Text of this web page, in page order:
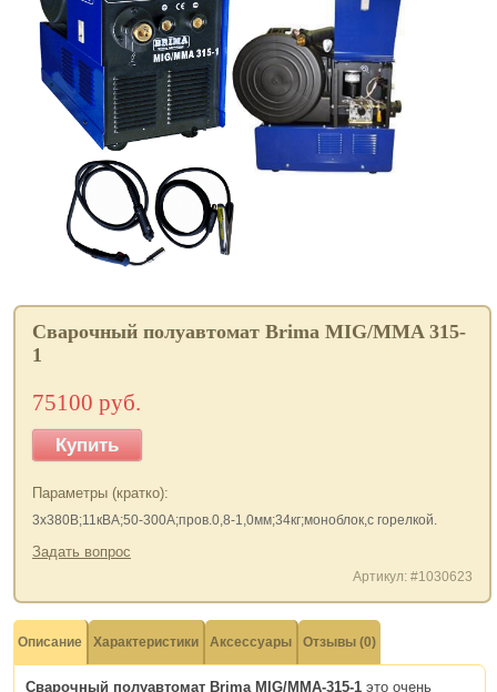
Сварочный полуавтомат Brima MIG/MMA 315-
1
75100 руб.
Купить
Параметры (кратко):
3х380В;11кВА;50-300А;пров.0,8-1,0мм;34кг;моноблок,с горелкой.
Задать вопрос
Артикул: #1030623
Описание Характеристики Аксессуары Отзывы (0)
Сварочный полуавтомат Brima MIG/MMA-315-1 это очень